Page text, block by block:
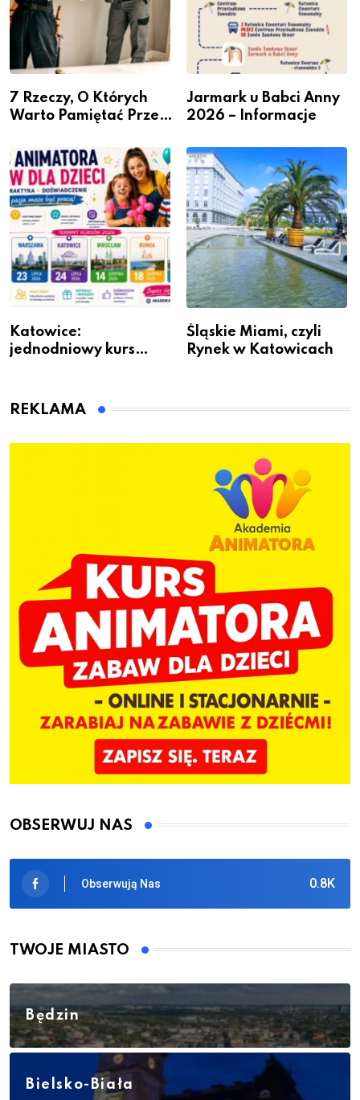
7 Rzeczy, O Których
Warto Pamiętać Przed
Jarmark u Babci Anny
2026 – Informacje
Katowice:
jednodniowy kurs
dzieci
Śląskie Miami, czyli
Rynek w Katowicach
REKLAMA
OBSERWUJ NAS
0.8K
Obserwują Nas
TWOJE MIASTO
Będzin
Bielsko-Biała